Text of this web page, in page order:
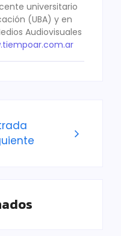
universitario
(UBA) y en
Audiovisuales